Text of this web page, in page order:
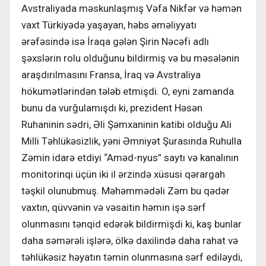
Avstraliyada məskunlaşmış Vəfa Nikfər və həmən
vaxt Türkiyədə yaşayan, həbs əməliyyatı
ərəfəsində isə İraqa gələn Şirin Nəcəfi adlı
şəxslərin rolu olduğunu bildirmiş və bu məsələnin
araşdırılmasını Fransa, İraq və Avstraliya
hökumətlərindən tələb etmişdi. O, eyni zamanda
bunu da vurğulamışdı ki, prezident Həsən
Ruhaninin sədri, Əli Şəmxaninin katibi olduğu Ali
Milli Təhlükəsizlik, yəni Əmniyət Şurasında Ruhulla
Zəmin idarə etdiyi “Aməd-nyus” saytı və kanalının
monitorinqi üçün iki il ərzində xüsusi qərargah
təşkil olunubmuş. Məhəmmədəli Zəm bu qədər
vaxtın, qüvvənin və vəsaitin həmin işə sərf
olunmasını tənqid edərək bildirmişdi ki, kaş bunlar
daha səmərəli işlərə, ölkə daxilində daha rahat və
təhlükəsiz həyatın təmin olunmasına sərf ediləydi,